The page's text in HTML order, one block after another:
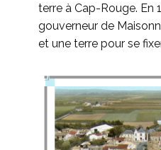
terre à Cap-Rouge. En
gouverneur de
et une terre pour se